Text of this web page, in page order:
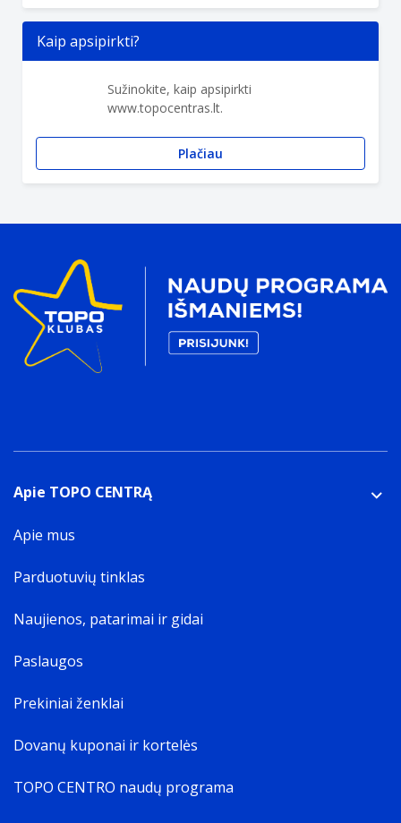
Kaip apsipirkti?
Sužinokite, kaip apsipirkti
www.topocentras.lt.
Plačiau
Apie TOPO CENTRĄ
Apie mus
Parduotuvių tinklas
Naujienos, patarimai ir gidai
Paslaugos
Prekiniai ženklai
Dovanų kuponai ir kortelės
TOPO CENTRO naudų programa